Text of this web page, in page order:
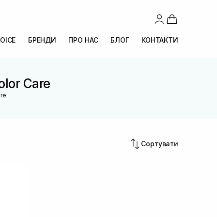
БРЕНДИ ПРО НАС БЛОГ КОНТАКТИ
Care
Сортувати